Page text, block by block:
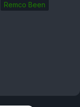
Remco Been